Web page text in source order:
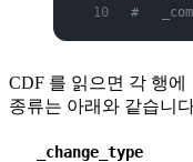
#
CDF 를 읽으면 각 행에
종류는 아래와 같습니
_change_type